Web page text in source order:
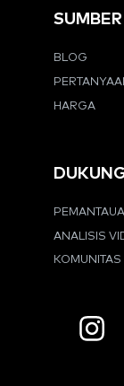
BLOG
HARGA
ANALISIS
KOMUNITAS